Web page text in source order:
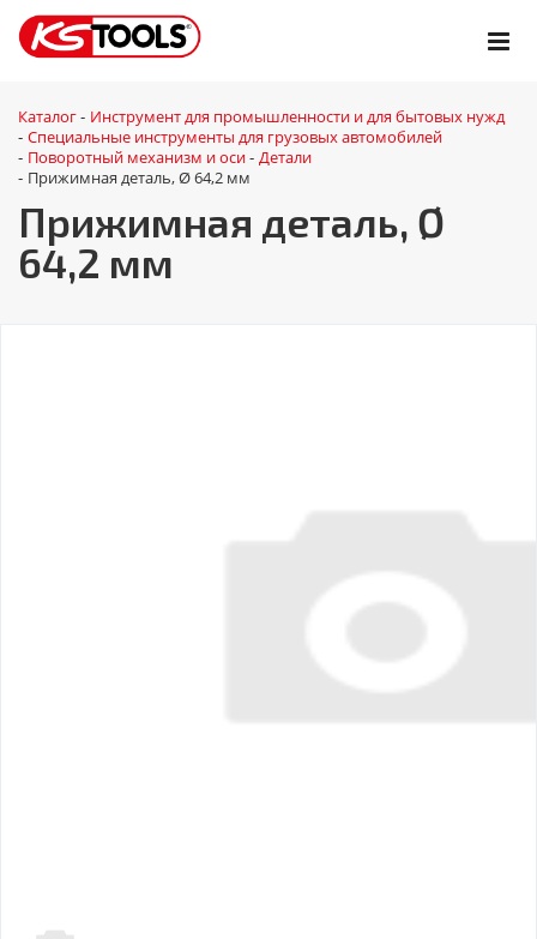
Каталог - Инструмент для промышленности и для бытовых нужд
- Специальные инструменты для грузовых автомобилей
- Поворотный механизм и оси - Детали
- Прижимная деталь, Ø 64,2 мм
Прижимная деталь, Ø
64,2 мм